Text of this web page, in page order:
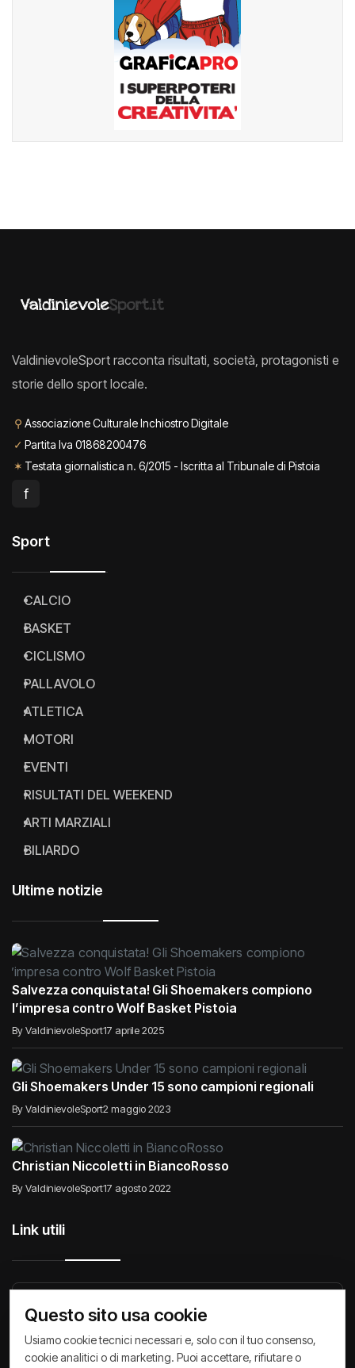
ValdinievoleSport racconta risultati, società, protagonisti e
storie dello sport locale.
⚲ Associazione Culturale Inchiostro Digitale
✓ Partita Iva 01868200476
✶ Testata giornalistica n. 6/2015 - Iscritta al Tribunale di Pistoia
f
Sport
CALCIO
BASKET
CICLISMO
PALLAVOLO
ATLETICA
MOTORI
EVENTI
RISULTATI DEL WEEKEND
ARTI MARZIALI
BILIARDO
Ultime notizie
Salvezza conquistata! Gli Shoemakers compiono
l’impresa contro Wolf Basket Pistoia
By ValdinievoleSport17 aprile 2025
Gli Shoemakers Under 15 sono campioni regionali
By ValdinievoleSport2 maggio 2023
Christian Niccoletti in BiancoRosso
By ValdinievoleSport17 agosto 2022
Link utili
Raccontiamo di Noi Comunicati
Privacy Policy Cookie Policy Archivio News
Questo sito usa cookie
Usiamo cookie tecnici necessari e, solo con il tuo consenso,
cookie analitici o di marketing. Puoi accettare, rifiutare o